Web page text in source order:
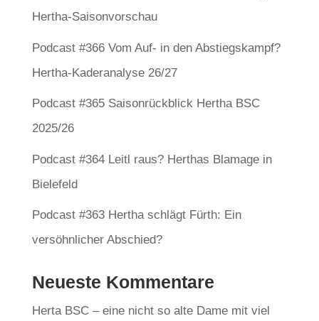
Hertha-Saisonvorschau
Podcast #366 Vom Auf- in den Abstiegskampf?
Hertha-Kaderanalyse 26/27
Podcast #365 Saisonrückblick Hertha BSC
2025/26
Podcast #364 Leitl raus? Herthas Blamage in
Bielefeld
Podcast #363 Hertha schlägt Fürth: Ein
versöhnlicher Abschied?
Neueste Kommentare
Herta BSC – eine nicht so alte Dame mit viel